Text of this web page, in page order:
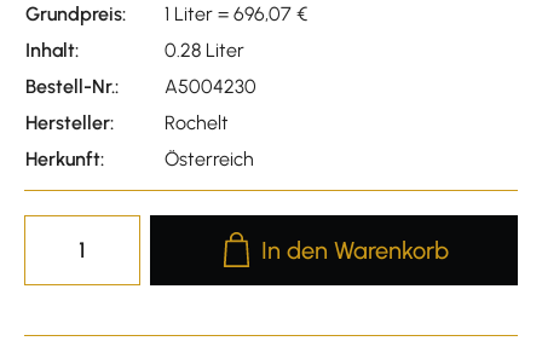
Grundpreis:
1 Liter = 696,07 €
Inhalt:
0.28 Liter
Bestell-Nr.:
A5004230
Hersteller:
Rochelt
Herkunft:
Österreich
Produkt Anzahl: Gib den
In den Warenkorb